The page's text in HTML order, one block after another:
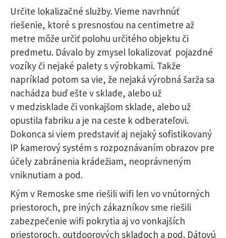
Určite lokalizačné služby. Vieme navrhnúť
riešenie, ktoré s presnosťou na centimetre až
metre môže určiť polohu určitého objektu či
predmetu. Dávalo by zmysel lokalizovať pojazdné
vozíky či nejaké palety s výrobkami. Takže
napríklad potom sa vie, že nejaká výrobná šarža sa
nachádza buď ešte v sklade, alebo už
v medzisklade či vonkajšom sklade, alebo už
opustila fabriku a je na ceste k odberateľovi.
Dokonca si viem predstaviť aj nejaký sofistikovaný
IP kamerový systém s rozpoznávaním obrazov pre
účely zabránenia krádežiam, neoprávneným
vniknutiam a pod.
Kým v Remoske sme riešili wifi len vo vnútorných
priestoroch, pre iných zákazníkov sme riešili
zabezpečenie wifi pokrytia aj vo vonkajších
priestoroch, outdoorových skladoch a pod. Dátovú